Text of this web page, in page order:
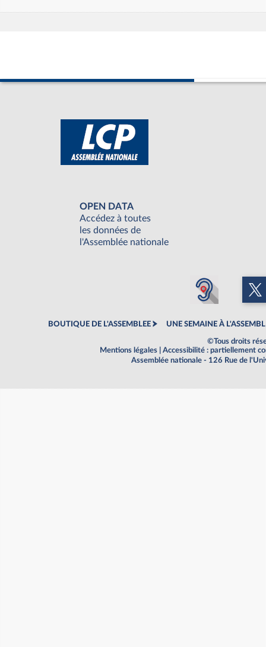
OPEN DATA
Accédez à toutes
les données de
l'Assemblée nationale
BOUTIQUE DE L'ASSEMBLEE UNE SEMAINE À
©Tous droits
Mentions légales
Accessibilité : partiellement
Assemblée nationale - 126 Rue de